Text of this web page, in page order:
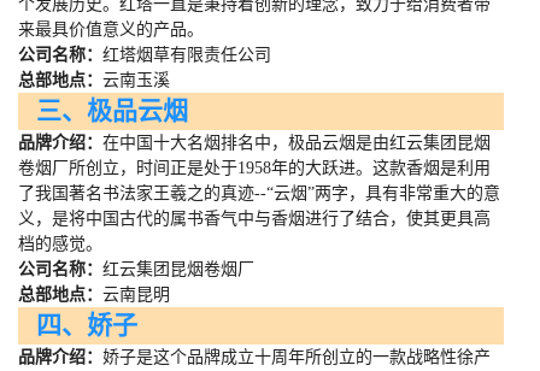
个发展历史。红塔一直是秉持着创新的理念，致力于给消费者带
来最具价值意义的产品。
公司名称： 红塔烟草有限责任公司
总部地点： 云南玉溪
三、极品云烟
品牌介绍： 在中国十大名烟排名中，极品云烟是由红云集团昆烟
卷烟厂所创立，时间正是处于1958年的大跃进。这款香烟是利用
了我国著名书法家王羲之的真迹--“云烟”两字，具有非常重大的意
义，是将中国古代的属书香气中与香烟进行了结合，使其更具高
档的感觉。
公司名称： 红云集团昆烟卷烟厂
总部地点： 云南昆明
四、娇子
品牌介绍： 娇子是这个品牌成立十周年所创立的一款战略性徐产